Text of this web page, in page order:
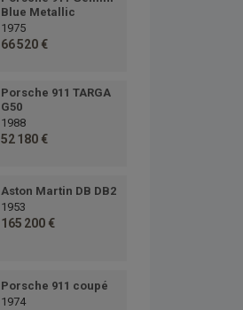
Blue Metallic
1975
66 520 €
Porsche 911 TARGA
G50
1988
52 180 €
Aston Martin DB DB2
1953
165 200 €
Porsche 911 coupé
1974